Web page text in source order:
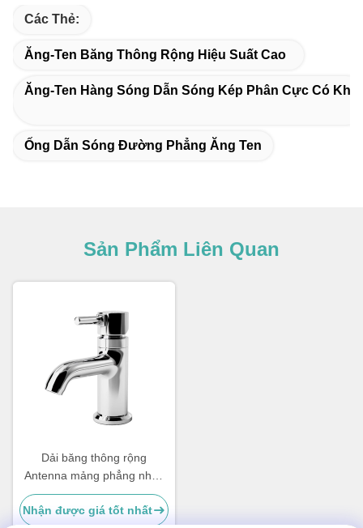
Các Thẻ:
Ăng-Ten Băng Thông Rộng Hiệu Suất Cao
Ăng-Ten Hàng Sóng Dẫn Sóng Kép Phân Cực Có Khe
Ống Dẫn Sóng Đường Phẳng Ăng Ten
Sản Phẩm Liên Quan
Dải băng thông rộng
Antenna mảng phẳng nhọn
mảng hai phân cực Mảng
dẫn sóng nhọn mảng thiết
Nhận được giá tốt nhất